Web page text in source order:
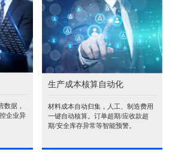
数据，
企业异
生产成本核算自动化
材料成本自动归集，人工、制造费用
一键自动核算。订单超期/应收款超
期/安全库存异常等智能预警。